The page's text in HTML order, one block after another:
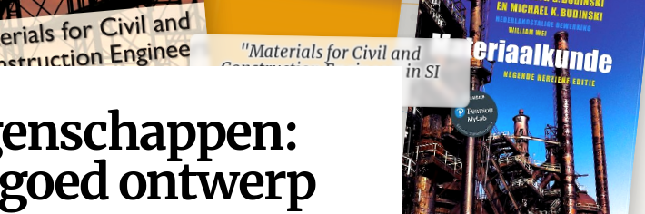
"Materials for Civil and
Construction Engineers in SI
"Materials for Civil and
Construction Engineers in SI
ontwerp